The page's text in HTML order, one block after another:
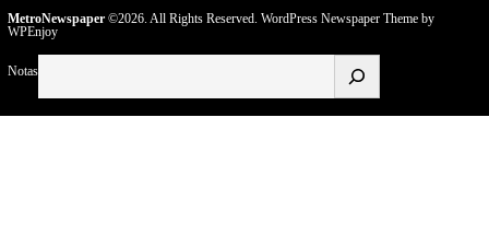
MetroNewspaper©2026. All Rights Reserved. WordPress Newspaper Themeby
WPEnjoy
Notas